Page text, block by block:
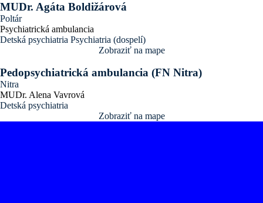
MUDr. Agáta Boldižárová
Poltár
Psychiatrická ambulancia
Detská psychiatria Psychiatria (dospelí)
Zobraziť na mape
Pedopsychiatrická ambulancia (FN Nitra)
Nitra
MUDr. Alena Vavrová
Detská psychiatria
Zobraziť na mape